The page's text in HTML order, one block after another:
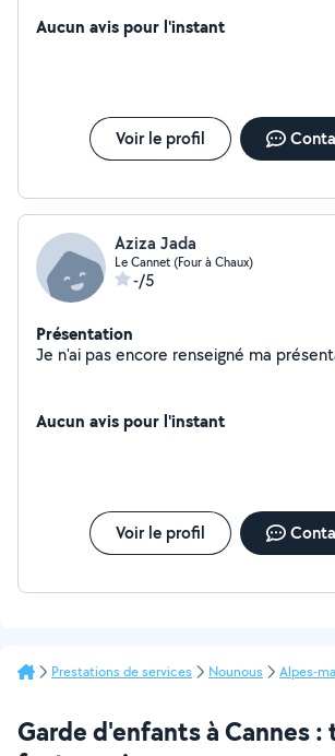
Aucun avis pour l'instant
Voir le profil
Aziza Jada
Le Cannet (Four à Chaux)
-/5
Présentation
Je n'ai pas encore
Aucun avis pour l'instant
Voir le profil
Prestations de services Nounous Alpes-
Garde d'enfants à Cannes :